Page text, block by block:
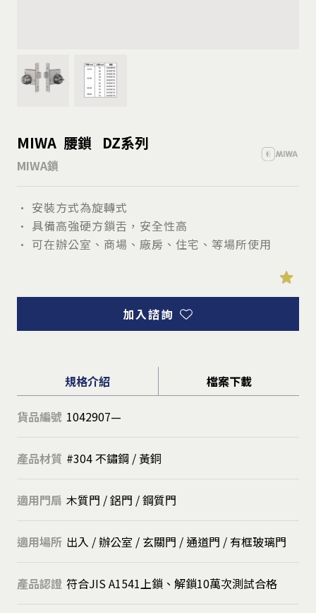
MIWA 腰鎖 DZ系列
MIWA鎖
• 安裝方式為旋轉式
• 具備高強硬方鎖舌，安全性高
• 可在辦公室、商場、廠房、住宅、等場所使用
加入諮詢
規格介紹 檔案下載
貨品編號 1042907—
產品材質 #304 不鏽鋼 / 黃銅
適用門扇 木質門 / 鋁門 / 鋼質門
適用場所 出入 / 辦公室 / 玄關門 / 通道門 / 有框玻璃門
產品認證 符合JIS A1541上鎖、解鎖10萬次測試合格